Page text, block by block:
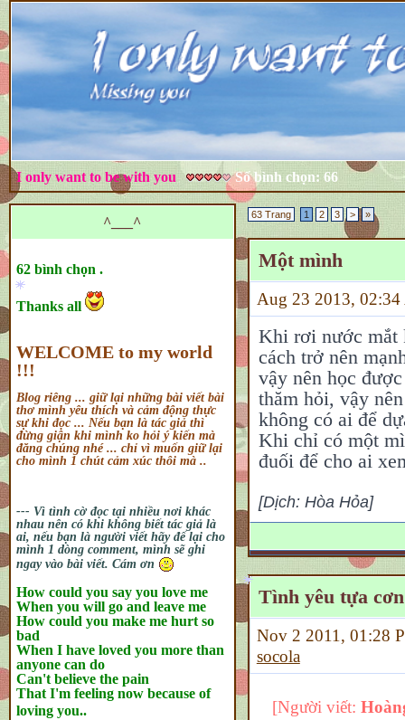
I only want to be with you Số bình chọn: 66
^___^
62 bình chọn .
Thanks all
WELCOME to my world
!!!
Blog riêng ... giữ lại những bài viết bài
thơ mình yêu thích và cảm động thực
sự khi đọc ... Nếu bạn là tác giả thì
đừng giận khi mình ko hỏi ý kiến mà
đăng chúng nhé ... chỉ vì muốn giữ lại
cho mình 1 chút cảm xúc thôi mà ..
--- Vì tình cờ đọc tại nhiều nơi khác
nhau nên có khi không biết tác giả là
ai, nếu bạn là người viết hãy để lại cho
mình 1 dòng comment, mình sẽ ghi
ngay vào bài viết. Cám ơn
How could you say you love me
When you will go and leave me
How could you make me hurt so
bad
When I have loved you more than
anyone can do
Can't believe the pain
That I'm feeling now because of
loving you..
63 Trang 1 2 3 > »
Một mình
Aug 23 2013,
Khi rơi nước mắt
cách trở nên
vậy nên học
thăm hỏi, vậy
không có ai để
Khi chỉ có một
đuối để cho ai
[Dịch: Hòa Hỏa]
Tình yêu tựa
Nov 2 2011,
socola
[Người viết: